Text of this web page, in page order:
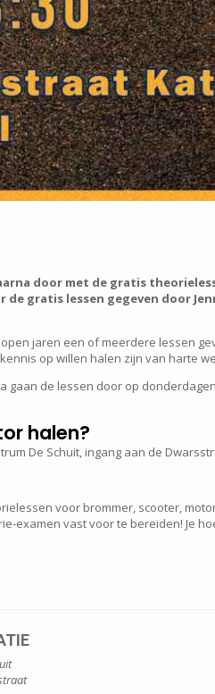
door met de gratis
gratis lessen gegeven door
jaren een of meerdere lessen
op willen halen zijn van harte
gaan de lessen door op
halen?
De Schuit, ingang aan de
voor brommer, scooter,
examen vast voor te bereiden! Je